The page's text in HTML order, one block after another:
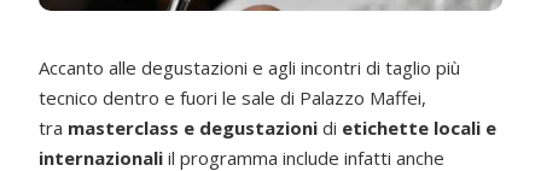
Accanto alle degustazioni e agli incontri di taglio più
tecnico dentro e fuori le sale di Palazzo Maffei,
tra masterclass e degustazioni di etichette locali e
internazionaliil programma include infatti anche